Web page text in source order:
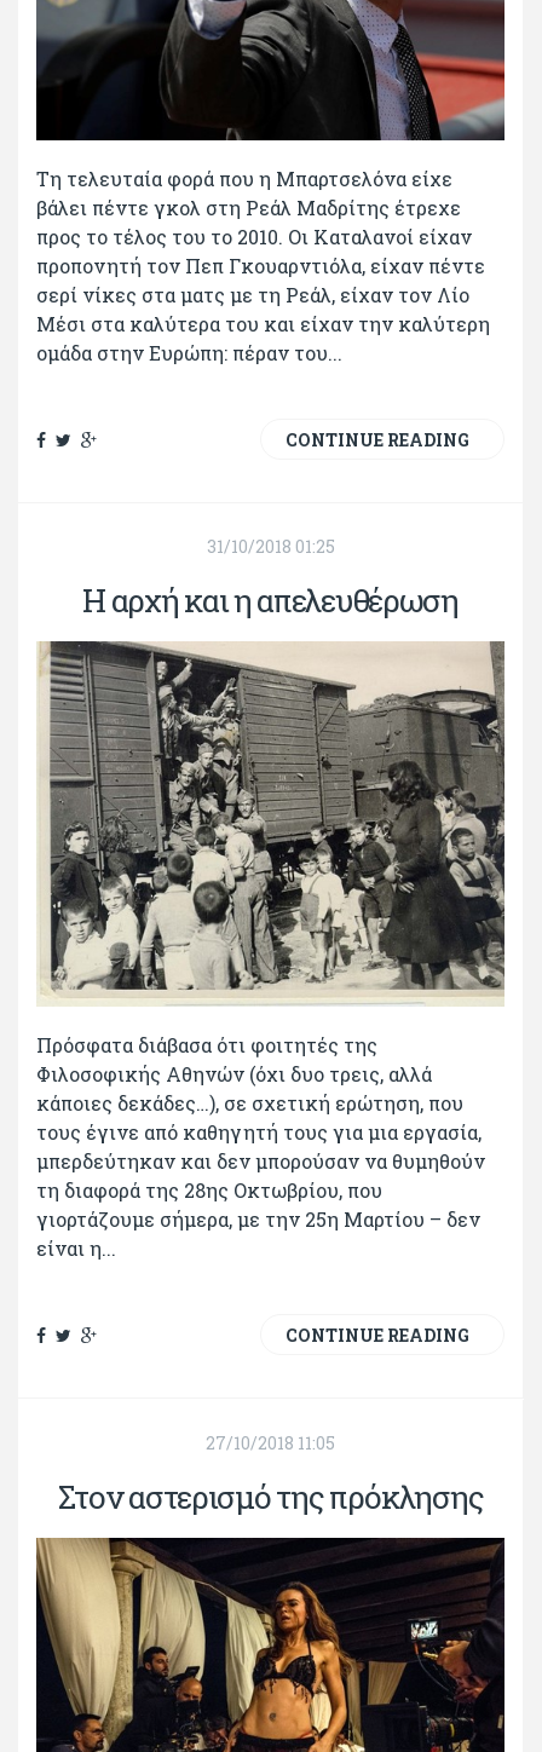
Τη τελευταία φορά που η Μπαρτσελόνα είχε
βάλει πέντε γκολ στη Ρεάλ Μαδρίτης έτρεχε
προς το τέλος του το 2010. Οι Καταλανοί είχαν
προπονητή τον Πεπ Γκουαρντιόλα, είχαν πέντε
σερί νίκες στα ματς με τη Ρεάλ, είχαν τον Λίο
Μέσι στα καλύτερα του και είχαν την καλύτερη
ομάδα στην Ευρώπη: πέραν του...
CONTINUE READING
31/10/2018 01:25
Η αρχή και η απελευθέρωση
Πρόσφατα διάβασα ότι φοιτητές της
Φιλοσοφικής Αθηνών (όχι δυο τρεις, αλλά
κάποιες δεκάδες…), σε σχετική ερώτηση, που
τους έγινε από καθηγητή τους για μια εργασία,
μπερδεύτηκαν και δεν μπορούσαν να θυμηθούν
τη διαφορά της 28ης Οκτωβρίου, που
γιορτάζουμε σήμερα, με την 25η Μαρτίου – δεν
είναι η...
CONTINUE READING
27/10/2018 11:05
Στον αστερισμό της πρόκλησης